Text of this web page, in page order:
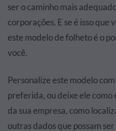
ser o caminho mais
corporações. E se é isso que
este modelo de folheto é o
você.
Personalize este modelo
preferida, ou deixe ele como
da sua empresa, como
outras dados que possam